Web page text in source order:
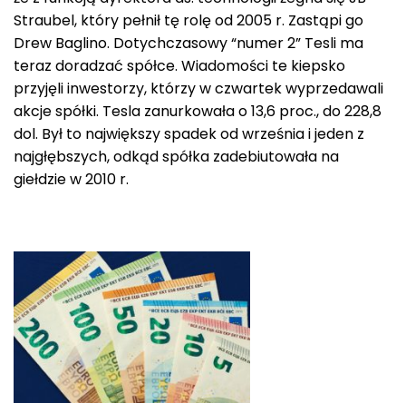
Straubel, który pełnił tę rolę od 2005 r. Zastąpi go
Drew Baglino. Dotychczasowy “numer 2” Tesli ma
teraz doradzać spółce. Wiadomości te kiepsko
przyjęli inwestorzy, którzy w czwartek wyprzedawali
akcje spółki. Tesla zanurkowała o 13,6 proc., do 228,8
dol. Był to największy spadek od września i jeden z
najgłębszych, odkąd spółka zadebiutowała na
giełdzie w 2010 r.